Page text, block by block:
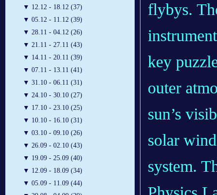
▼ 12.12 - 18.12 (37)
▼ 05.12 - 11.12 (39)
▼ 28.11 - 04.12 (26)
▼ 21.11 - 27.11 (43)
▼ 14.11 - 20.11 (39)
▼ 07.11 - 13.11 (41)
▼ 31.10 - 06.11 (31)
▼ 24.10 - 30.10 (27)
▼ 17.10 - 23.10 (25)
▼ 10.10 - 16.10 (31)
▼ 03.10 - 09.10 (26)
▼ 26.09 - 02.10 (43)
▼ 19.09 - 25.09 (40)
▼ 12.09 - 18.09 (34)
▼ 05.09 - 11.09 (44)
flybys.
key
outer
sun’s
solar
system.